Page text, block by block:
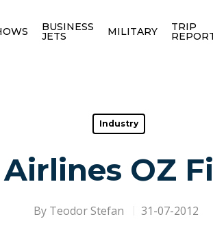
BUSINESS
JETS MILITARY TRIP
Industry
OZ
By Teodor Stefan 31-07-2012